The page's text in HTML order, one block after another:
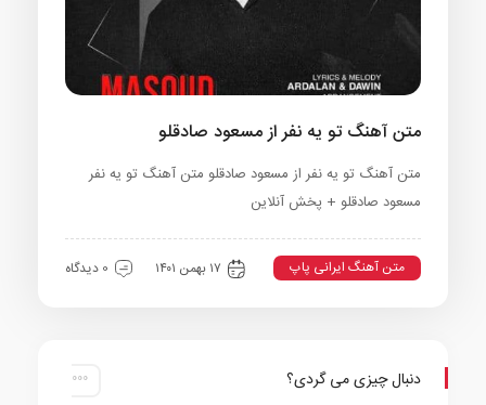
متن آهنگ تو یه نفر از مسعود صادقلو
متن آهنگ تو یه نفر از مسعود صادقلو متن آهنگ تو یه نفر
مسعود صادقلو + پخش آنلاین
متن آهنگ ایرانی پاپ ۱۷ بهمن ۱۴۰۱ 0 دیدگاه
دنبال چیزی می گردی؟